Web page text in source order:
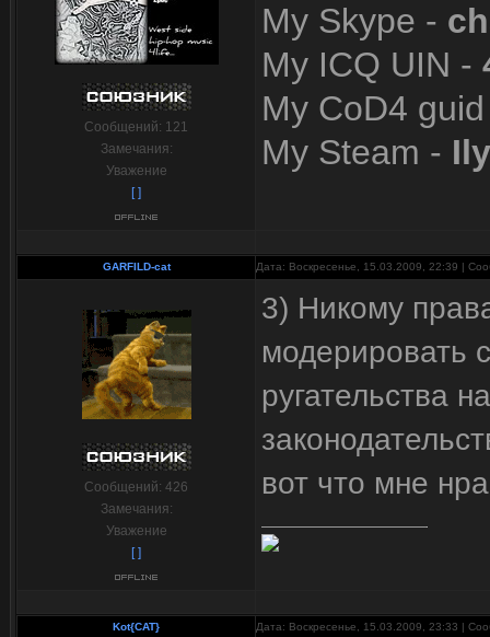
Сообщений: 121
Замечания:
Уважение
[ ]
My Skype -
My ICQ UIN -
My CoD4
My Steam -
GARFILD-cat Дата: Воскресенье, 15.03.2009, 22:39 |
Сообщений: 426
Замечания:
Уважение
[ ]
3) Никому
модерировать
ругательства
вот что мне
Kot{CAT} Дата: Воскресенье, 15.03.2009, 23:33 |